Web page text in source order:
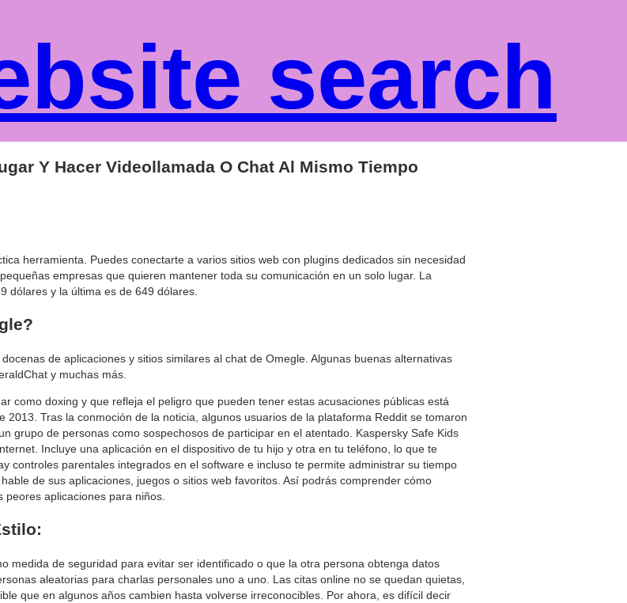
search
Y Hacer Videollamada O Chat Al Mismo Tiempo
herramienta. Puedes conectarte a varios sitios web con plugins dedicados sin necesidad
empresas que quieren mantener toda su comunicación en un solo lugar. La
dólares y la última es de 649 dólares.
de aplicaciones y sitios similares al chat de Omegle. Algunas buenas alternativas
y muchas más.
como doxing y que refleja el peligro que pueden tener estas acusaciones públicas está
Tras la conmoción de la noticia, algunos usuarios de la plataforma Reddit se tomaron
grupo de personas como sospechosos de participar en el atentado. Kaspersky Safe Kids
Incluye una aplicación en el dispositivo de tu hijo y otra en tu teléfono, lo que te
controles parentales integrados en el software e incluso te permite administrar su tiempo
de sus aplicaciones, juegos o sitios web favoritos. Así podrás comprender cómo
aplicaciones para niños.
medida de seguridad para evitar ser identificado o que la otra persona obtenga datos
aleatorias para charlas personales uno a uno. Las citas online no se quedan quietas,
que en algunos años cambien hasta volverse irreconocibles. Por ahora, es difícil decir